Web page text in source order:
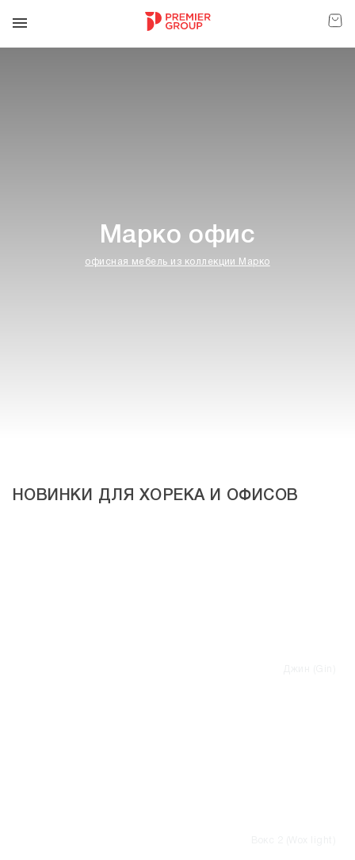
Модульный диван
Стампо (Stampo)
Марко офис
офисная мебель из коллекции Mарко
Cesto
yличная мебель в наличии
НОВИНКИ ДЛЯ ХОРЕКА И ОФИСОВ